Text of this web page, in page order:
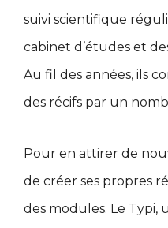
suivi scientifique
cabinet d’études et
Au fil des années, ils
des récifs par un
Pour en attirer de
de créer ses propres
des modules. Le Typi,